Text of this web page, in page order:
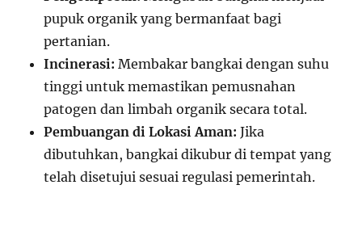
pupuk organik yang bermanfaat bagi
pertanian.
Incinerasi: Membakar bangkai dengan suhu
tinggi untuk memastikan pemusnahan
patogen dan limbah organik secara total.
Pembuangan di Lokasi Aman: Jika
dibutuhkan, bangkai dikubur di tempat yang
telah disetujui sesuai regulasi pemerintah.